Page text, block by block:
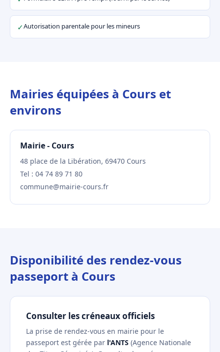
✓Autorisation parentale pour les mineurs
Mairies équipées à Cours et
environs
Mairie - Cours
48 place de la Libération, 69470 Cours
Tel : 04 74 89 71 80
commune@mairie-cours.fr
Disponibilité des rendez-vous
passeport à Cours
Consulter les créneaux officiels
La prise de rendez-vous en mairie pour le
passeport est gérée par l'ANTS (Agence Nationale